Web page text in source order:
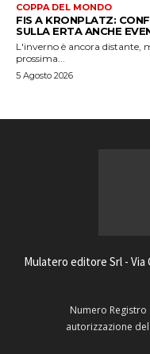
COPPA DEL MONDO
FIS A KRONPLATZ:
SULLA ERTA ANCHE
L'inverno è ancora distante,
prossima...
5 Agosto 2026
Mulatero editore Srl - Via
Numero Registro
autorizzazione